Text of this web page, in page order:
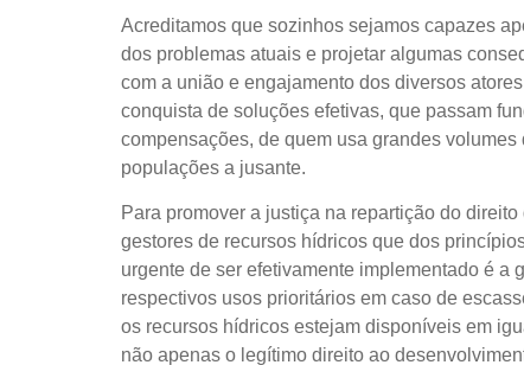
Acreditamos que sozinhos sejamos capazes
dos problemas atuais e projetar algumas
com a união e engajamento dos diversos
conquista de soluções efetivas, que passam
compensações, de quem usa grandes
populações a jusante.
Para promover a justiça na repartição do
gestores de recursos hídricos que dos
urgente de ser efetivamente implementado é
respectivos usos prioritários em caso de
os recursos hídricos estejam disponíveis em
não apenas o legítimo direito ao